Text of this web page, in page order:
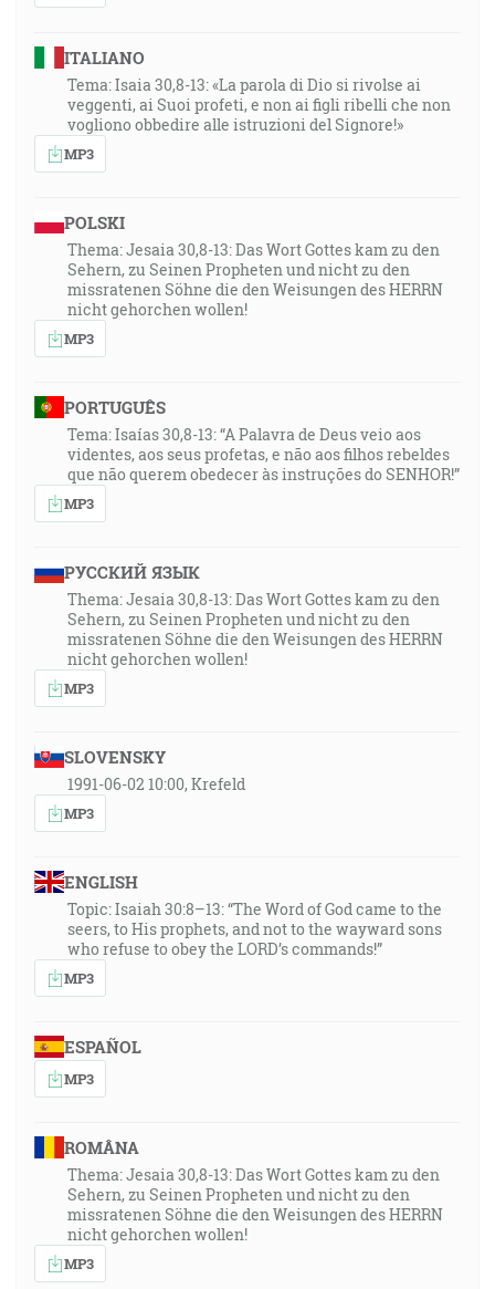
ITALIANO
Tema: Isaia 30,8-13: «La parola di Dio si rivolse ai
veggenti, ai Suoi profeti, e non ai figli ribelli che non
vogliono obbedire alle istruzioni del Signore!»
MP3
POLSKI
Thema: Jesaia 30,8-13: Das Wort Gottes kam zu den
Sehern, zu Seinen Propheten und nicht zu den
missratenen Söhne die den Weisungen des HERRN
nicht gehorchen wollen!
MP3
PORTUGUÊS
Tema: Isaías 30,8-13: “A Palavra de Deus veio aos
videntes, aos seus profetas, e não aos filhos rebeldes
que não querem obedecer às instruções do SENHOR!”
MP3
РУССКИЙ ЯЗЫК
Thema: Jesaia 30,8-13: Das Wort Gottes kam zu den
Sehern, zu Seinen Propheten und nicht zu den
missratenen Söhne die den Weisungen des HERRN
nicht gehorchen wollen!
MP3
SLOVENSKY
1991-06-02 10:00, Krefeld
MP3
ENGLISH
Topic: Isaiah 30:8–13: “The Word of God came to the
seers, to His prophets, and not to the wayward sons
who refuse to obey the LORD’s commands!”
MP3
ESPAÑOL
MP3
ROMÂNA
Thema: Jesaia 30,8-13: Das Wort Gottes kam zu den
Sehern, zu Seinen Propheten und nicht zu den
missratenen Söhne die den Weisungen des HERRN
nicht gehorchen wollen!
MP3